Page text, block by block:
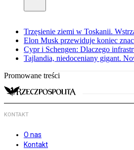
Trzęsienie ziemi w Toskanii.
Elon Musk przewiduje koniec
Cypr i Schengen: Dlaczego
Tajlandia, niedoceniany gigant.
Promowane treści
KONTAKT
O nas
Kontakt